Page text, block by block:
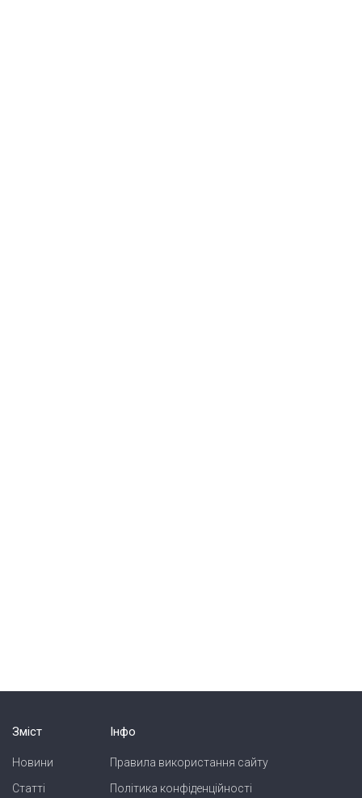
Зміст
Новини
Статті
Інфо
Правила використання сайту
Політика конфіденційності